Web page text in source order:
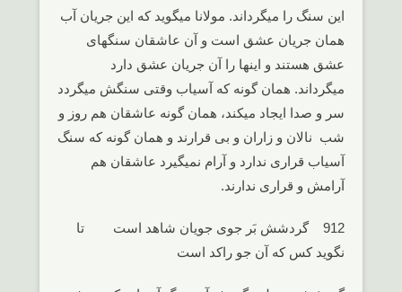
این سنگ را میگرداند. مولانا میگوید که این جریان آب
همان جریان عشق است و آن عاشقان سنگهای
عشق هستند و اینها را آن جریان عشق دارد
میگرداند. همان گونه که آسیاب وقتی سنگش میگردد
سر و صدا ایجاد میکند، همان گونه عاشقان هم روز و
شب نالان و زاران و بی قرارند و همان گونه که سنگ
آسیاب قراری ندارد و آرام نمیگیرد عاشقان هم
آرامش و قراری ندارند.
912 گردشش بَر جوی جویان شاهد است تا
نگوید کس که آن جو راکد است